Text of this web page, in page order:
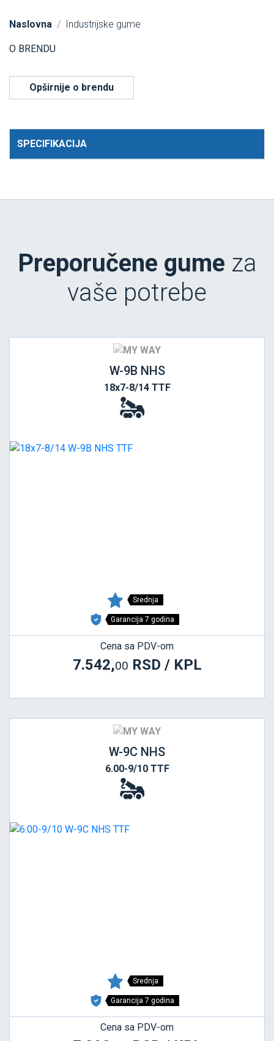
Naslovna Industrijske gume
O BRENDU
Opširnije o brendu
SPECIFIKACIJA
Preporučene gume za
vaše potrebe
W-9B NHS
18x7-8/14 TTF
Srednja
Garancija 7 godina
Cena sa PDV-om
7.542,00 RSD / KPL
W-9C NHS
6.00-9/10 TTF
Srednja
Garancija 7 godina
Cena sa PDV-om